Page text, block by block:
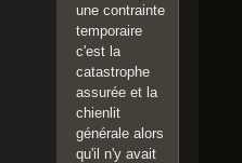
une contrainte
temporaire
c'est la
catastrophe
assurée et la
chienlit
générale alors
qu'il n'y avait